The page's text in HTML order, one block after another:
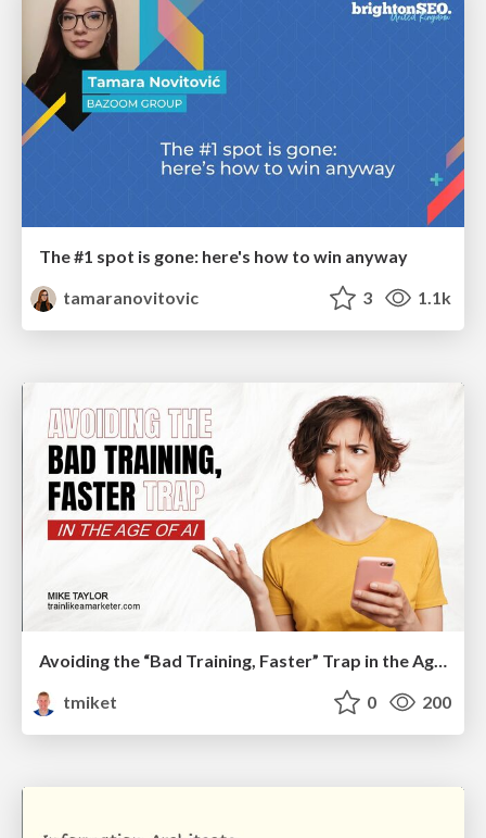
The #1 spot is gone: here's how to win anyway
tamaranovitovic
3 1.1k
Avoiding the “Bad Training, Faster” Trap in the Age of AI
tmiket
0 200